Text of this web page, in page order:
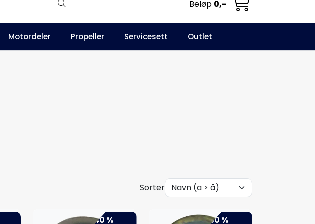
NO Infosenter Favoritter
Beløp 0,-
Motordeler Propeller Servicesett Outlet
Sorter
-40 % -50 %